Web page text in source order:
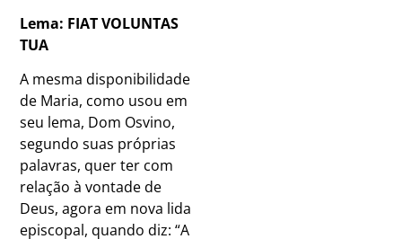
Lema: FIAT VOLUNTAS
TUA
A mesma disponibilidade
de Maria, como usou em
seu lema, Dom Osvino,
segundo suas próprias
palavras, quer ter com
relação à vontade de
Deus, agora em nova lida
episcopal, quando diz: “A